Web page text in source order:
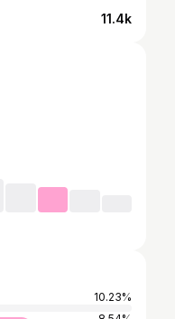
11.4k
10.23%